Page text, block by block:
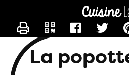
La
CONTACTER